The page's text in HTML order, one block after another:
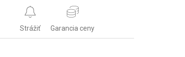
Strážiť Garancia ceny